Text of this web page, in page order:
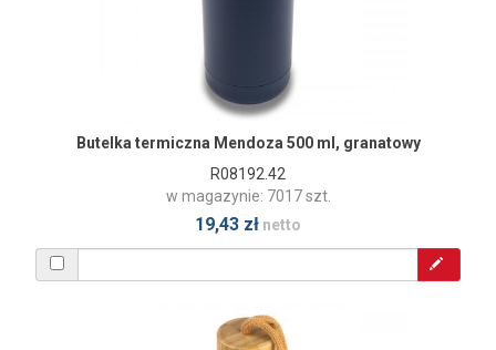
Butelka termiczna Mendoza 500 ml, granatowy
R08192.42
w magazynie: 7017 szt.
19,43 zł netto